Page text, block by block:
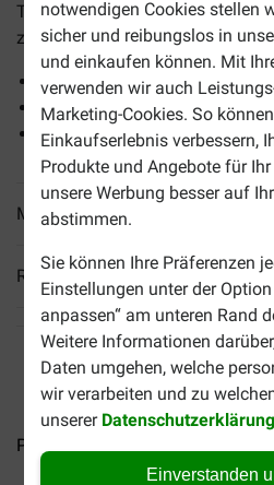
notwendigen Cookies stellen
sicher und reibungslos in
und einkaufen können. Mit
verwenden wir auch
Marketing-Cookies. So
Einkaufserlebnis verbessern,
Produkte und Angebote für
unsere Werbung besser auf
abstimmen.
Sie können Ihre Präferenzen
Einstellungen unter der
anpassen“ am unteren Rand
Weitere Informationen
Daten umgehen, welche
wir verarbeiten und zu
unserer Datenschutzerklärung
Einverstanden
Trockenfutter für aktive Katzen
zu einem Alter von 7 Jahren und
Eine optimale Verdauung
Unterstützung der Gelenke
Vermeidung von Haarbällen
Mehr Produktinfos
Reviews
Prins VitalCare Adult Fit...